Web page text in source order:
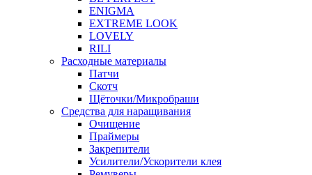
ENIGMA
EXTREME LOOK
LOVELY
RILI
Расходные материалы
Патчи
Скотч
Щёточки/Микробраши
Средства для наращивания
Очищение
Праймеры
Закрепители
Усилители/Ускорители клея